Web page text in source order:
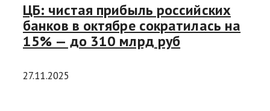
ЦБ: чистая прибыль российских
банков в октябре сократилась на
15% — до 310 млрд руб
27.11.2025